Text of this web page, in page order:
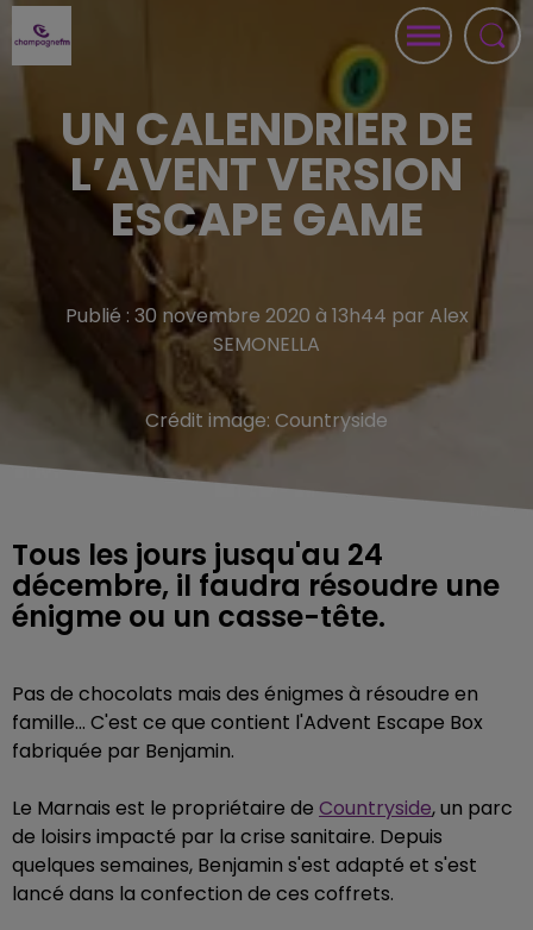
UN CALENDRIER DE
L’AVENT VERSION
ESCAPE GAME
Publié : 30 novembre 2020 à 13h44 par Alex
SEMONELLA
Crédit image: Countryside
Tous les jours jusqu'au 24
décembre, il faudra résoudre une
énigme ou un casse-tête.
Pas de chocolats mais des énigmes à résoudre en
famille... C'est ce que contient l'Advent Escape Box
fabriquée par Benjamin.
Le Marnais est le propriétaire de Countryside, un parc
de loisirs impacté par la crise sanitaire. Depuis
quelques semaines, Benjamin s'est adapté et s'est
lancé dans la confection de ces coffrets.